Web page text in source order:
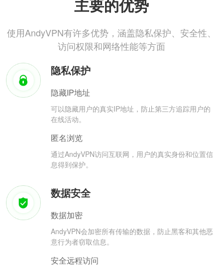
主要的优势
使用AndyVPN有许多优势，涵盖隐私保护、安全性、
访问权限和网络性能等方面
隐私保护
隐藏IP地址
可以隐藏用户的真实IP地址，防止第三方追踪用户的
在线活动。
匿名浏览
通过AndyVPN访问互联网，用户的真实身份和位置信
息得到保护。
数据安全
数据加密
AndyVPN会加密所有传输的数据，防止黑客和其他恶
意行为者窃取信息。
安全远程访问